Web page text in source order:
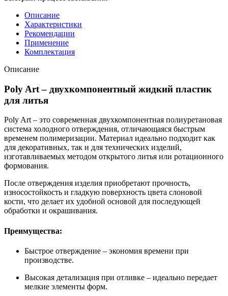
Описание
Характеристики
Рекомендации
Применение
Комплектация
Описание
Poly Art – двухкомпонентный жидкий пластик
для литья
Poly Art – это современная двухкомпонентная полиуретановая
система холодного отверждения, отличающаяся быстрым
временем полимеризации. Материал идеально подходит как
для декоративных, так и для технических изделий,
изготавливаемых методом открытого литья или ротационного
формования.
После отверждения изделия приобретают прочность,
износостойкость и гладкую поверхность цвета слоновой
кости, что делает их удобной основой для последующей
обработки и окрашивания.
Преимущества:
Быстрое отверждение – экономия времени при
производстве.
Высокая детализация при отливке – идеально передает
мелкие элементы форм.